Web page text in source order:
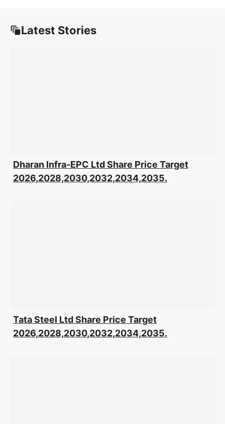
Latest Stories
Dharan Infra-EPC Ltd Share Price Target
2026,2028,2030,2032,2034,2035.
Tata Steel Ltd Share Price Target
2026,2028,2030,2032,2034,2035.